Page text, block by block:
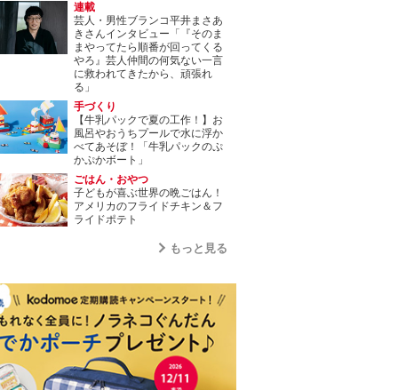
連載
芸人・男性ブランコ平井まさあ
きさんインタビュー「『そのま
まやってたら順番が回ってくる
やろ』芸人仲間の何気ない一言
に救われてきたから、頑張れ
る」
手づくり
【牛乳パックで夏の工作！】お
風呂やおうちプールで水に浮か
べてあそぼ！「牛乳パックのぷ
かぷかボート」
ごはん・おやつ
子どもが喜ぶ世界の晩ごはん！
アメリカのフライドチキン＆フ
ライドポテト
もっと見る